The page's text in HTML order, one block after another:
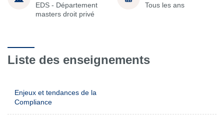
EDS - Département
masters droit privé
Tous les ans
Liste des enseignements
Enjeux et tendances de la
Compliance